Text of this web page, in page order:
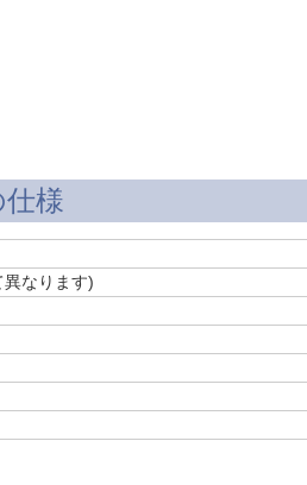
様
異なります)